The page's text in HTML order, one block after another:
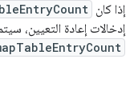
إذا كان
إدخالات إعادة التعيين،